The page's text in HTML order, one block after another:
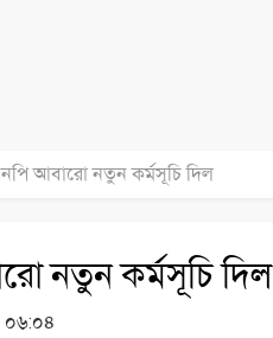
আবারো নতুন কর্মসূচি দিল
নতুন কর্মসূচি দিল
০৬:০৪